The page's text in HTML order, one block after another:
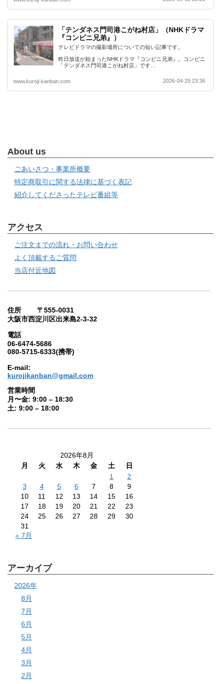
「テンダネス門司港こがね村店」（NHKドラマ
『コンビニ兄弟』）
テレビドラマの撮影場所についての短い記事です。
昨日放送が始まったNHKドラマ『コンビニ兄弟』。コンビニ
「テンダネス門司港こがね村店」です…
www.kuroji-kanban.com 2026-04-29 23:36
About us
ごあいさつ・事業所概要
特定商取引に関する法律に基づく表記
紹介してくださったテレビ番組等
アクセス
ご注文までの流れ・お問い合わせ
よく頂戴するご質問
当店付近地図
住所 〒555-0031
大阪市西淀川区出来島2-3-32
電話
06-6474-5686
080-5715-6333(携帯)
E-mail:
kurojikanban@gmail.com
営業時間
月〜金: 9:00 – 18:30
土: 9:00 – 18:00
2026年8月
月
火 水 木 金 土
日
1
2
3
4 5 6 7 8
9
10
11 12 13 14 15
16
17
18 19 20 21 22
23
24
25 26 27 28 29
30
31
« 7月
アーカイブ
2026年
8月
7月
6月
5月
4月
3月
2月